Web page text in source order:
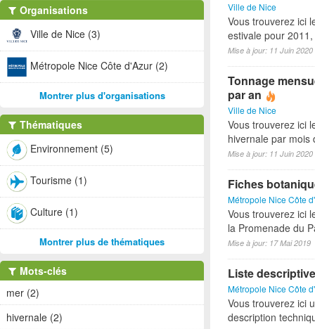
Ville de Nice
Vous trouverez ici
estivale pour
Mise à jour: 11 Juin 2020
Tonnage
par an
Ville de Nice
Vous trouverez ici
hivernale par
Mise à jour: 11 Juin 2020
Fiches
Métropole Nice Côte
Vous trouverez ici
la Promenade du
Mise à jour: 17 Mai 2019
Liste
Métropole Nice Côte
Vous trouverez ici
description
Organisations
Ville de Nice (3)
Métropole Nice Côte d'Azur (2)
Montrer plus d'organisations
Thématiques
Environnement (5)
Tourisme (1)
Culture (1)
Montrer plus de thématiques
Mots-clés
mer (2)
hivernale (2)